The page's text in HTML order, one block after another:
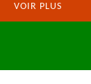
VOIR PLUS